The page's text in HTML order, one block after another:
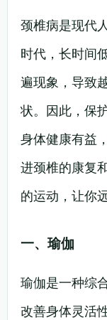
颈椎病是现代
时代，长时间
遍现象，导致
状。因此，保
身体健康有益
进颈椎的康复
的运动，让你
一、瑜伽
瑜伽是一种综
改善身体灵活